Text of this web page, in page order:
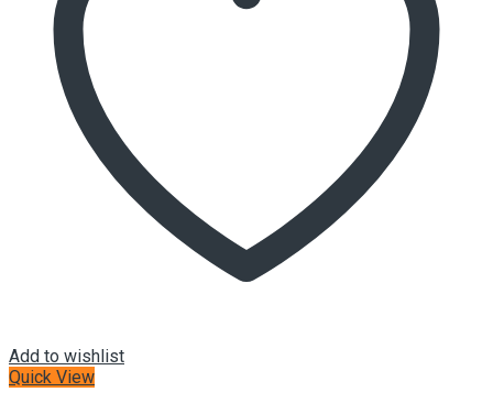
Add to wishlist
Quick View